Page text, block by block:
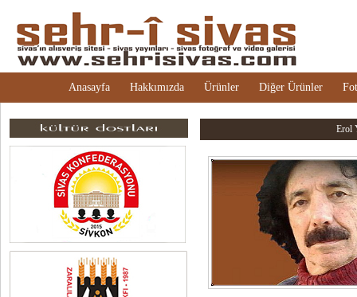
Anasayfa Hakkımızda Ürünler Diğer Ürünler
Erol